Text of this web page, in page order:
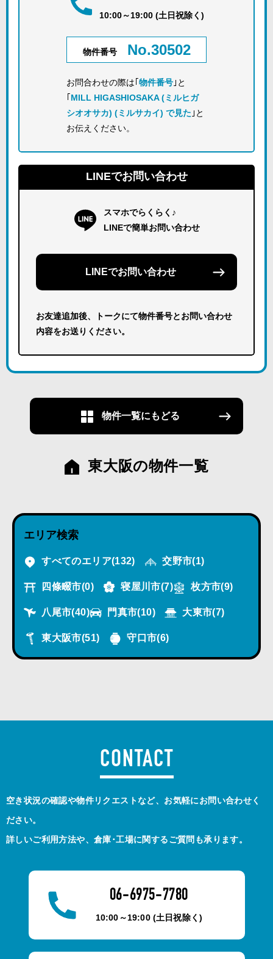
10:00～19:00 (土日祝除く)
物件番号 No.30502
お問合わせの際は｢ 物件番号 ｣と
MILL HIGASHIOSAKA (ミルヒガ
シオオサカ) (ミルサカイ) で見た ｣と
お伝えください。
LINEでお問い合わせ
スマホでらくらく♪
LINEで簡単お問い合わせ
LINEでお問い合わせ
お友達追加後、トークにて物件番号とお問い合わせ
内容をお送りください。
物件一覧にもどる
東大阪の物件一覧
エリア検索
すべてのエリア(132) 交野市(1)
四條畷市(0) 寝屋川市(7) 枚方市(9)
八尾市(40) 門真市(10) 大東市(7)
東大阪市(51) 守口市(6)
CONTACT
空き状況の確認や物件リクエストなど、お気軽にお問い合わせく
ださい。
詳しいご利用方法や、倉庫･工場に関するご質問も承ります。
06-6975-7780
10:00～19:00 (土日祝除く)